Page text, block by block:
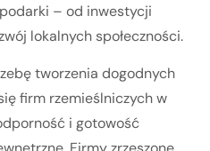
– od inwestycji
lokalnych społeczności.
tworzenia dogodnych
firm rzemieślniczych w
i gotowość